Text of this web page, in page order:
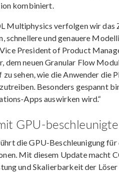
kombiniert.
Multiphysics verfolgen wir
schnellere und genauere
President of Product
neuen Granular Flow
sehen, wie die Anwender die
Besonders gespannt
Apps auswirken wird.“
GPU-
die GPU-Beschleunigung
Mit diesem Update macht
und Skalierbarkeit der